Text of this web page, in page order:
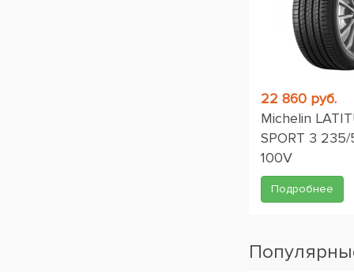
22 860 руб.
Michelin
SPORT 3 235/
100V
Подробнее